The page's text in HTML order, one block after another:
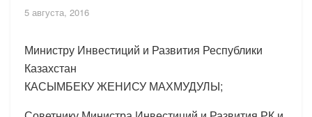
5 августа, 2016
Министру Инвестиций и Развития Республики
Казахстан
КАСЫМБЕКУ ЖЕНИСУ МАХМУДУЛЫ;